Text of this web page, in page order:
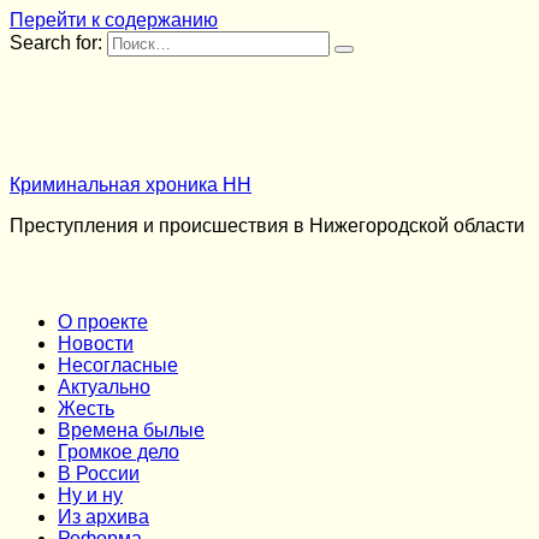
Перейти к содержанию
Search for:
Криминальная хроника НН
Преступления и происшествия в Нижегородской области
О проекте
Новости
Несогласные
Актуально
Жесть
Времена былые
Громкое дело
В России
Ну и ну
Из архива